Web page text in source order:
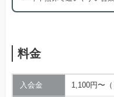
料金
入会金 1,100円〜（